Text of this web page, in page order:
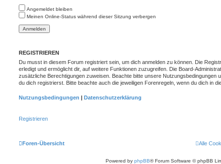
Angemeldet bleiben
Meinen Online-Status während dieser Sitzung verbergen
REGISTRIEREN
Du musst in diesem Forum registriert sein, um dich anmelden zu können. Die
erledigt und ermöglicht dir, auf weitere Funktionen zuzugreifen. Die Board-
zusätzliche Berechtigungen zuweisen. Beachte bitte unsere Nutzungsbedingungen
du dich registrierst. Bitte beachte auch die jeweiligen Forenregeln, wenn du dich in
Nutzungsbedingungen | Datenschutzerklärung
Registrieren
Foren-Übersicht Alle
Powered by phpBB® Forum Software © phpBB